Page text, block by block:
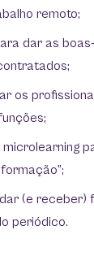
remoto;
dar as
os
(e receber)
periódico.